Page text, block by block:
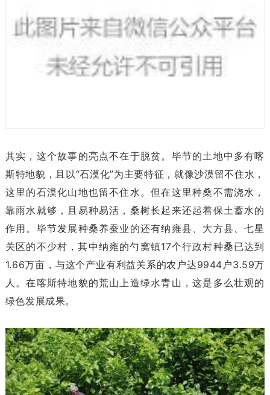
其实，这个故事的亮点不在于脱贫。毕节的土地中多有喀
斯特地貌，且以“石漠化”为主要特征，就像沙漠留不住水，
这里的石漠化山地也留不住水。但在这里种桑不需浇水，
靠雨水就够，且易种易活，桑树长起来还起着保土蓄水的
作用。毕节发展种桑养蚕业的还有纳雍县、大方县、七星
关区的不少村，其中纳雍的勺窝镇17个行政村种桑已达到
1.66万亩，与这个产业有利益关系的农户达9944户3.59万
人。在喀斯特地貌的荒山上造绿水青山，这是多么壮观的
绿色发展成果。